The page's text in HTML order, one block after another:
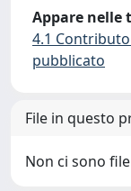
Appare nelle
4.1
pubblicato
File in questo
Non ci sono